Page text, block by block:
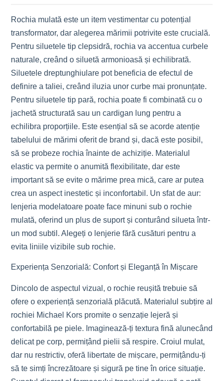
Rochia mulată este un item vestimentar cu potențial
transformator, dar alegerea mărimii potrivite este crucială.
Pentru siluetele tip clepsidră, rochia va accentua curbele
naturale, creând o siluetă armonioasă și echilibrată.
Siluetele dreptunghiulare pot beneficia de efectul de
definire a taliei, creând iluzia unor curbe mai pronunțate.
Pentru siluetele tip pară, rochia poate fi combinată cu o
jachetă structurată sau un cardigan lung pentru a
echilibra proporțiile. Este esențial să se acorde atenție
tabelului de mărimi oferit de brand și, dacă este posibil,
să se probeze rochia înainte de achiziție. Materialul
elastic va permite o anumită flexibilitate, dar este
important să se evite o mărime prea mică, care ar putea
crea un aspect inestetic și inconfortabil. Un sfat de aur:
lenjeria modelatoare poate face minuni sub o rochie
mulată, oferind un plus de suport și conturând silueta într-
un mod subtil. Alegeți o lenjerie fără cusături pentru a
evita liniile vizibile sub rochie.
Experiența Senzorială: Confort și Eleganță în Mișcare
Dincolo de aspectul vizual, o rochie reușită trebuie să
ofere o experiență senzorială plăcută. Materialul subțire al
rochiei Michael Kors promite o senzație lejeră și
confortabilă pe piele. Imaginează-ți textura fină alunecând
delicat pe corp, permițând pielii să respire. Croiul mulat,
dar nu restrictiv, oferă libertate de mișcare, permițându-ți
să te simți încrezătoare și sigură pe tine în orice situație.